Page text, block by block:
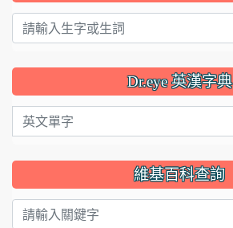
Dr.eye 英漢字典
英文單字
維基百科查詢